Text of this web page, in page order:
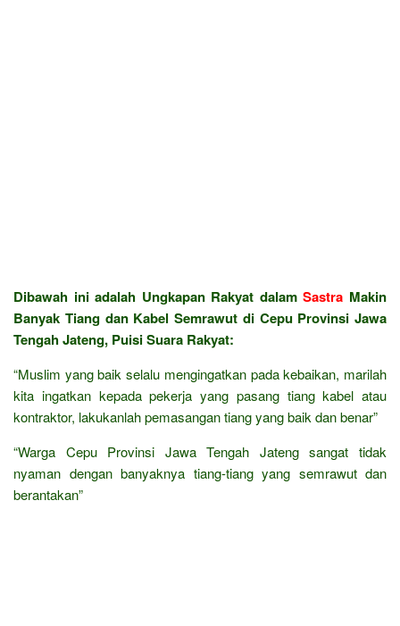
Dibawah ini adalah Ungkapan Rakyat dalamSastra Makin
Banyak Tiang dan Kabel Semrawut di Cepu Provinsi Jawa
Tengah Jateng, Puisi Suara Rakyat:
“Muslim yang baik selalu mengingatkan pada kebaikan, marilah
kita ingatkan kepada pekerja yang pasang tiang kabel atau
kontraktor, lakukanlah pemasangan tiang yang baik dan benar”
“Warga Cepu Provinsi Jawa Tengah Jateng sangat tidak
nyaman dengan banyaknya tiang-tiang yang semrawut dan
berantakan”